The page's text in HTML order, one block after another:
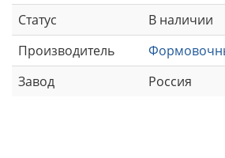
Статус
В наличии
Производитель
Завод
Россия